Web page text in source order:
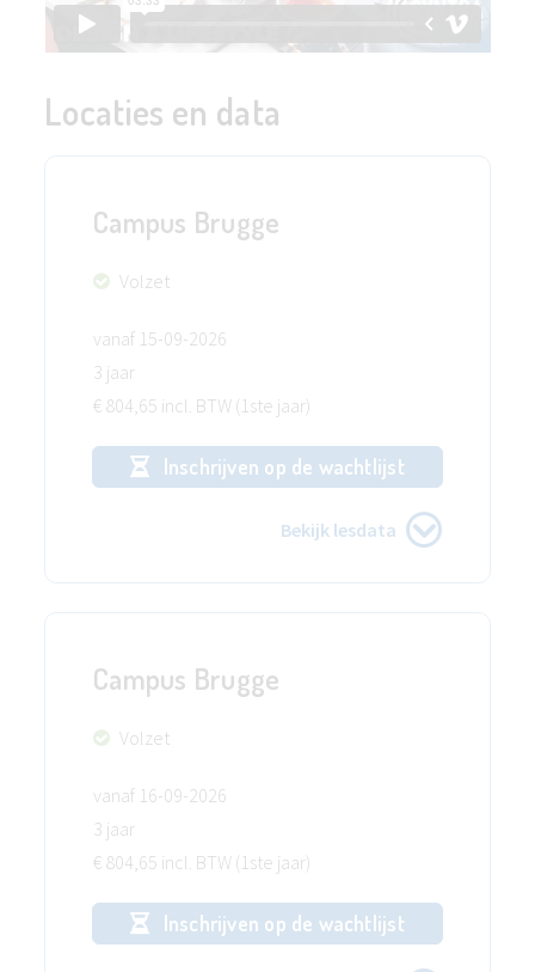
Locaties en data
Campus Brugge
Volzet
vanaf 15-09-2026
3 jaar
€ 804,65 incl. BTW (1ste jaar)
Inschrijven op de wachtlijst
Bekijk lesdata
Campus Brugge
Volzet
vanaf 16-09-2026
3 jaar
€ 804,65 incl. BTW (1ste jaar)
Inschrijven op de wachtlijst